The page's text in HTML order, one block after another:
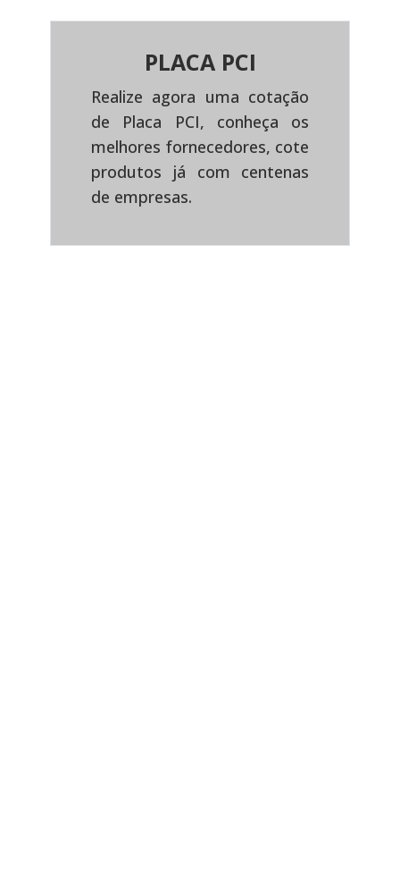
PLACA PCI
Realize agora uma cotação
de Placa PCI, conheça os
melhores fornecedores, cote
produtos já com centenas
de empresas.